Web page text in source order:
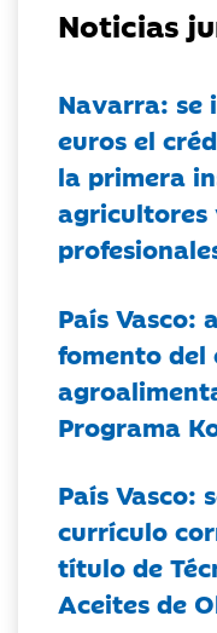
Noticias
Navarra: se
euros el
la primera
País Vasco:
fomento del
Programa
País Vasco:
currículo
título de
Aceites de